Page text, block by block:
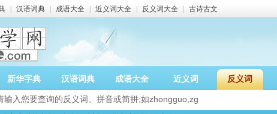
汉语词典 成语大全 近义词大全 反义词大全 古诗古文
新华字典 汉语词典 成语大全 近义词 反义词